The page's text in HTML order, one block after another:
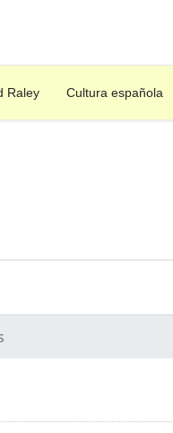
Raley Cultura española